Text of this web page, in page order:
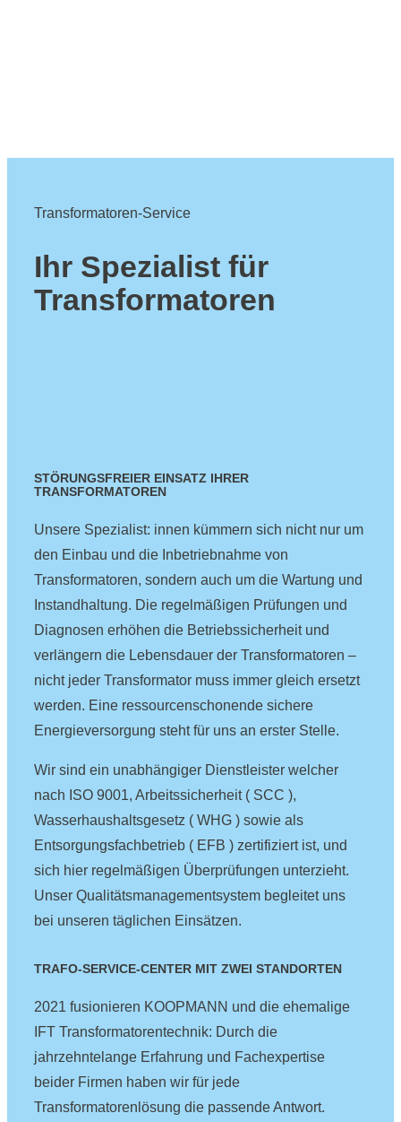
Transformatoren-Service
Ihr Spezialist für
Transformatoren
STÖRUNGSFREIER EINSATZ IHRER
TRANSFORMATOREN
Unsere Spezialist: innen kümmern sich nicht nur um
den Einbau und die Inbetriebnahme von
Transformatoren, sondern auch um die Wartung und
Instandhaltung. Die regelmäßigen Prüfungen und
Diagnosen erhöhen die Betriebssicherheit und
verlängern die Lebensdauer der Transformatoren –
nicht jeder Transformator muss immer gleich ersetzt
werden. Eine ressourcenschonende sichere
Energieversorgung steht für uns an erster Stelle.
Wir sind ein unabhängiger Dienstleister welcher
nach ISO 9001, Arbeitssicherheit ( SCC ),
Wasserhaushaltsgesetz ( WHG ) sowie als
Entsorgungsfachbetrieb ( EFB ) zertifiziert ist, und
sich hier regelmäßigen Überprüfungen unterzieht.
Unser Qualitätsmanagementsystem begleitet uns
bei unseren täglichen Einsätzen.
TRAFO-SERVICE-CENTER MIT ZWEI STANDORTEN
2021 fusionieren KOOPMANN und die ehemalige
IFT Transformatorentechnik: Durch die
jahrzehntelange Erfahrung und Fachexpertise
beider Firmen haben wir für jede
Transformatorenlösung die passende Antwort.